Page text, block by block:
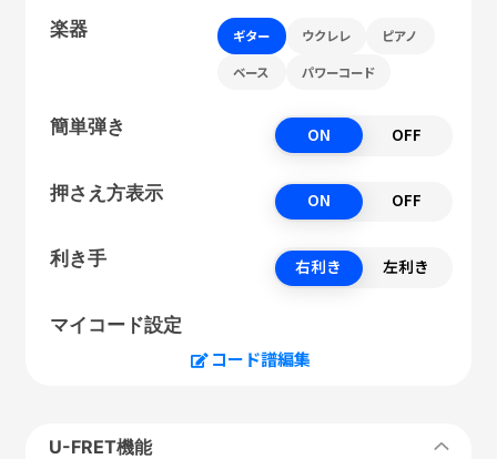
楽器 ギター ウクレレ ピアノ
ベース パワーコード
簡単弾き ON OFF
押さえ方表示 ON OFF
利き手 右利き 左利き
マイコード設定
コード譜編集
U-FRET機能